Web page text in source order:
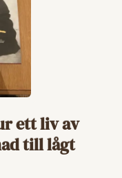
ett liv av
till lågt